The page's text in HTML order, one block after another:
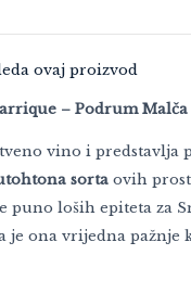
ovaj proizvod
– Podrum Malča
vino i predstavlja
sorta ovih
puno loših epiteta za
ona vrijedna pažnje